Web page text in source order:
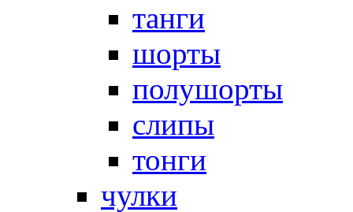
танги
шорты
полушорты
слипы
тонги
чулки